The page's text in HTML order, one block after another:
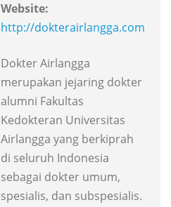
Website:
http://dokterairlangga.com
Dokter Airlangga
merupakan jejaring dokter
alumni Fakultas
Kedokteran Universitas
Airlangga yang berkiprah
di seluruh Indonesia
sebagai dokter umum,
spesialis, dan subspesialis.